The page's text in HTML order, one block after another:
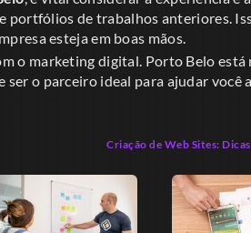
portfólios de trabalhos anteriores.
esteja em boas mãos.
o marketing digital. Porto Belo está
o parceiro ideal para ajudar você
Criação de Web Sites: